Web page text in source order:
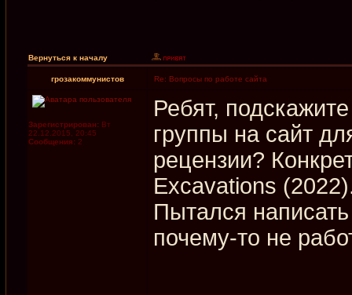
Вернуться к началу
грозакоммунистов Re: Вопросы по работе сайта
Зарегистрирован: Вт
22.12.2015, 20:45
Сообщения: 2
Ребят,
группы на сайт
рецензии?
Excavations
Пытался
почему-то не